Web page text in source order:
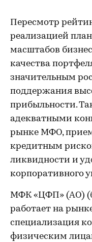
Пересмотр
реализацией
масштабов
качества
значительным
поддержания
прибыльности.
адекватными
рынке МФО,
кредитным
ликвидности и
корпоративного
МФК «ЦФП» (АО)
работает на
специализация
физическим